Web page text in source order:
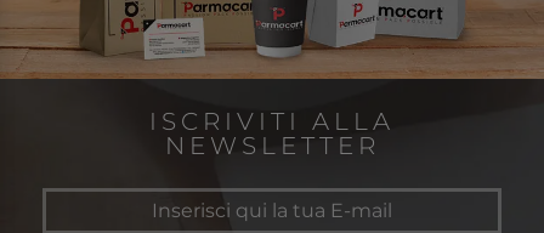
ISCRIVITI ALLA
NEWSLETTER